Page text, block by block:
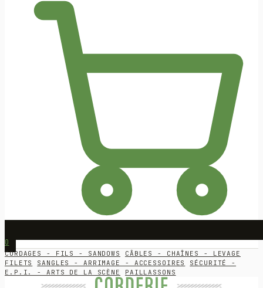
0
CORDAGES - FILS - SANDOWS
CÂBLES - CHAÎNES - LEVAGE
FILETS
SANGLES - ARRIMAGE - ACCESSOIRES
SÉCURITÉ -
E.P.I. - ARTS DE LA SCÈNE
PAILLASSONS